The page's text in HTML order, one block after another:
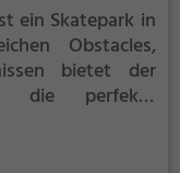
ein Skatepark in
Obstacles,
bietet der
die perfekte